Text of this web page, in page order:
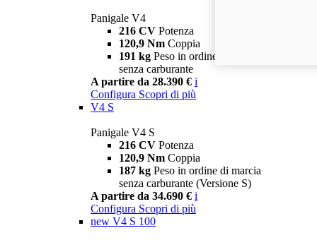
Panigale V4
216 CV Potenza
120,9 Nm Coppia
191 kg Peso in ordine di marcia
senza carburante
A partire da 28.390 € i
Configura Scopri di più
V4 S
Panigale V4 S
216 CV Potenza
120,9 Nm Coppia
187 kg Peso in ordine di marcia
senza carburante (Versione S)
A partire da 34.690 € i
Configura Scopri di più
new V4 S 100